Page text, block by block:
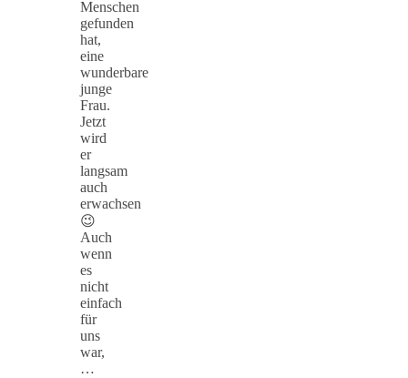
Menschen
gefunden
hat,
eine
wunderbare
junge
Frau.
Jetzt
wird
er
langsam
auch
erwachsen
😉
Auch
wenn
es
nicht
einfach
für
uns
war,
…